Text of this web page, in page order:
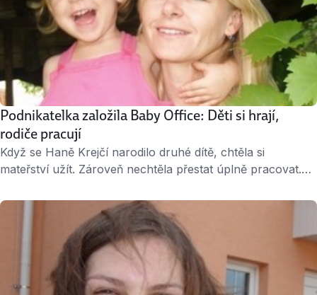
Podnikatelka založila Baby Office: Děti si hrají,
rodiče pracují
Když se Haně Krejčí narodilo druhé dítě, chtěla si
mateřství užít. Zároveň nechtěla přestat úplně pracovat.
s dětmi. Nápad jí vynesl vítězství v loňském pražském kole
Rozjezdů – soutěže pro začínající podnikatele. ↑ Hana
Krejčí, zakladatelka Baby Office. Dětský křik tu nikomu
nevadí V Praze je už více míst, …